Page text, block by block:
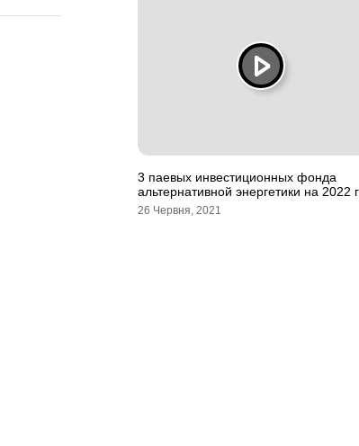
3 паевых инвестиционных фонда
альтернативной энергетики на 2022
26 Червня, 2021